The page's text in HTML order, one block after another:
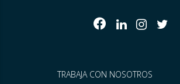
TRABAJA CON NOSOTROS